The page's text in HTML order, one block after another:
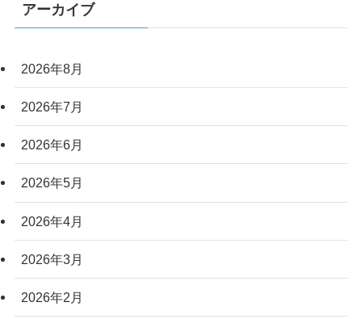
アーカイブ
2026年8月
2026年7月
2026年6月
2026年5月
2026年4月
2026年3月
2026年2月